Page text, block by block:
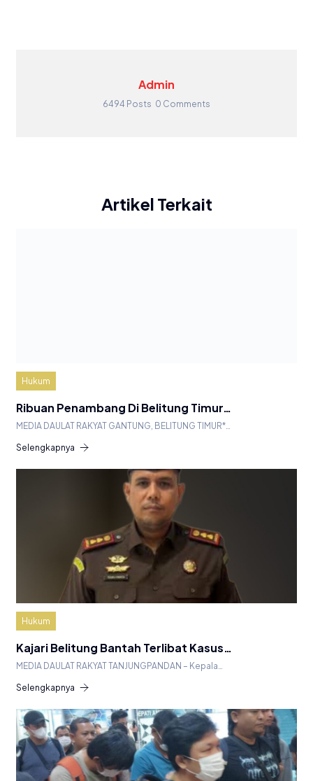
Admin
6494 Posts 0 Comments
Artikel Terkait
Hukum
Ribuan Penambang Di Belitung Timur…
MEDIA DAULAT RAKYAT GANTUNG, BELITUNG TIMUR*…
Selengkapnya
Hukum
Kajari Belitung Bantah Terlibat Kasus…
MEDIA DAULAT RAKYAT TANJUNGPANDAN – Kepala…
Selengkapnya